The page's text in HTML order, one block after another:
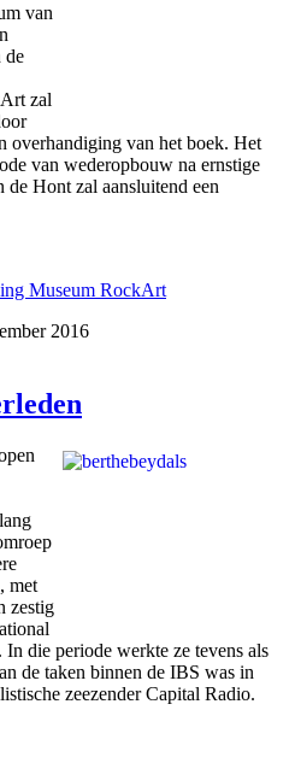
van
de
zal
overhandiging van het boek. Het
van wederopbouw na ernstige
Hont zal aansluitend een
Museum RockArt
2016
met
zestig
die periode werkte ze tevens als
de taken binnen de IBS was in
zeezender Capital Radio.